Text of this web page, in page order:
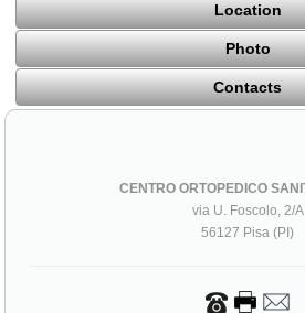
Location
Photo
Contacts
CENTRO ORTOPEDICO
via U. Foscolo, 2/A
56127 Pisa (PI)